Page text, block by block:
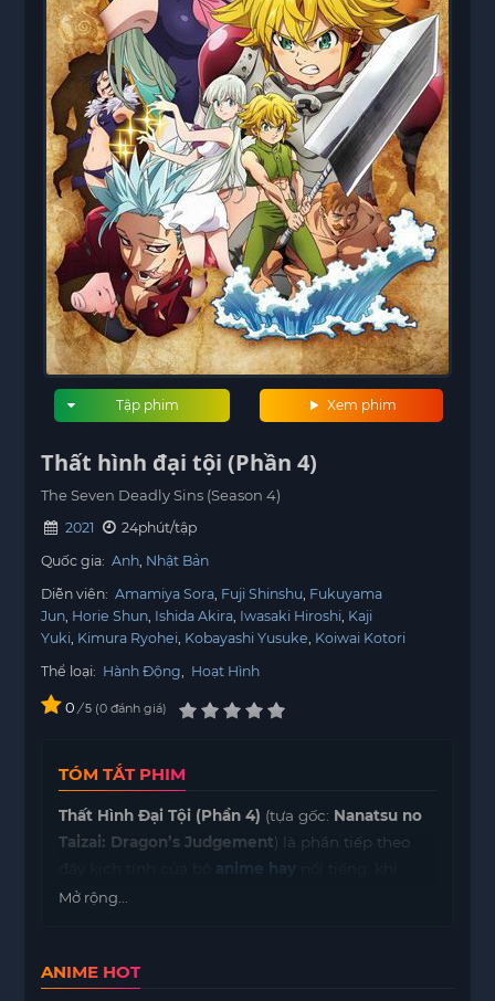
Xem phim
Tập phim
Thất hình đại tội (Phần 4)
The Seven Deadly Sins (Season 4)
2021
24phút/tập
Quốc gia: Anh Nhật Bản
Diễn viên: Amamiya Sora Fuji Shinshu Fukuyama
Jun Horie Shun Ishida Akira Iwasaki Hiroshi Kaji
Yuki Kimura Ryohei Kobayashi Yusuke Koiwai Kotori
Thể loại: Hành Động, Hoạt Hình
0 / 5 0 đánh giá
TÓM TẮT PHIM
Thất Hình Đại Tội (Phần 4) (tựa gốc: Nanatsu no
Taizai: Dragon’s Judgement) là phần tiếp theo
anime hay
cuộc chiến chống lại những thế lực đen tối của
căng thẳng và những bí mật được hé lộ trong các
Mở rộng...
ANIME HOT